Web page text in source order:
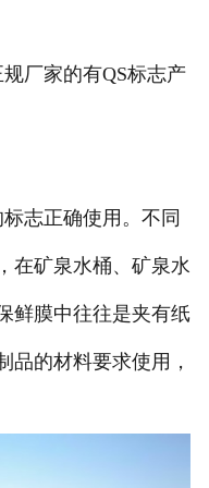
厂家的有QS标志产
志正确使用。不同
在矿泉水桶、矿泉水
鲜膜中往往是夹有纸
品的材料要求使用，